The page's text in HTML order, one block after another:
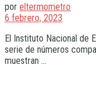
por eltermometro
6 febrero, 2023
El Instituto Nacional de
serie de números
muestran ...